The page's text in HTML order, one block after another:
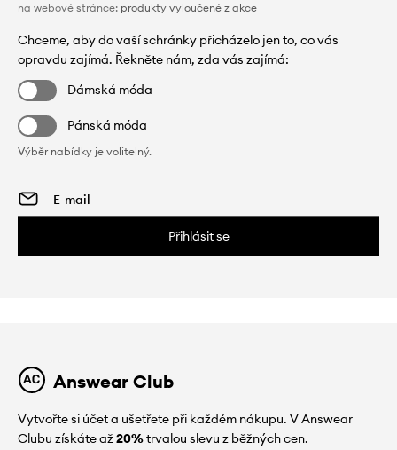
na webové stránce: produkty vyloučené z akce
Chceme, aby do vaší schránky přicházelo jen to, co vás
opravdu zajímá. Řekněte nám, zda vás zajímá:
Dámská móda
Pánská móda
Výběr nabídky je volitelný.
Přihlásit se
Answear Club
Vytvořte si účet a ušetřete při každém nákupu. V Answear
Clubu získáte až20%trvalou slevu z běžných cen.